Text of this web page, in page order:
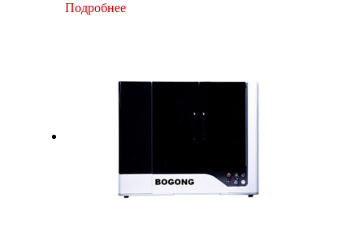
Подробнее